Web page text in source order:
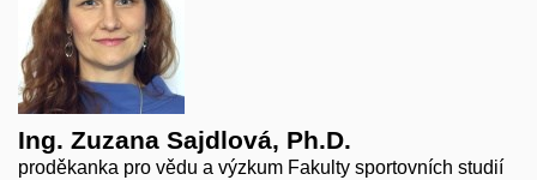
Ing. Zuzana Sajdlová, Ph.D.
proděkanka pro vědu a výzkum Fakulty sportovních studií